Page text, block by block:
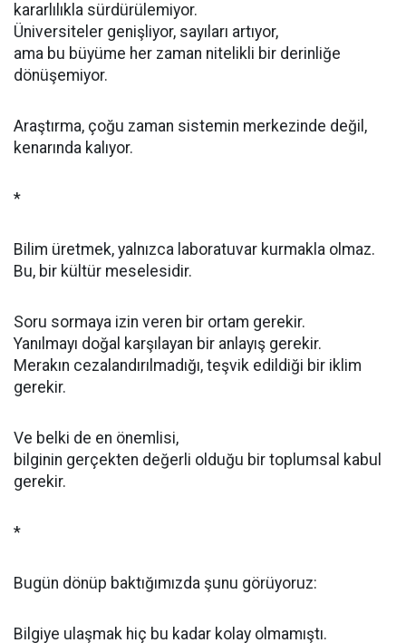
kararlılıkla sürdürülemiyor.
Üniversiteler genişliyor, sayıları artıyor,
ama bu büyüme her zaman nitelikli bir derinliğe
dönüşemiyor.
Araştırma, çoğu zaman sistemin merkezinde değil,
kenarında kalıyor.
*
Bilim üretmek, yalnızca laboratuvar kurmakla olmaz.
Bu, bir kültür meselesidir.
Soru sormaya izin veren bir ortam gerekir.
Yanılmayı doğal karşılayan bir anlayış gerekir.
Merakın cezalandırılmadığı, teşvik edildiği bir iklim
gerekir.
Ve belki de en önemlisi,
bilginin gerçekten değerli olduğu bir toplumsal kabul
gerekir.
*
Bugün dönüp baktığımızda şunu görüyoruz:
Bilgiye ulaşmak hiç bu kadar kolay olmamıştı.